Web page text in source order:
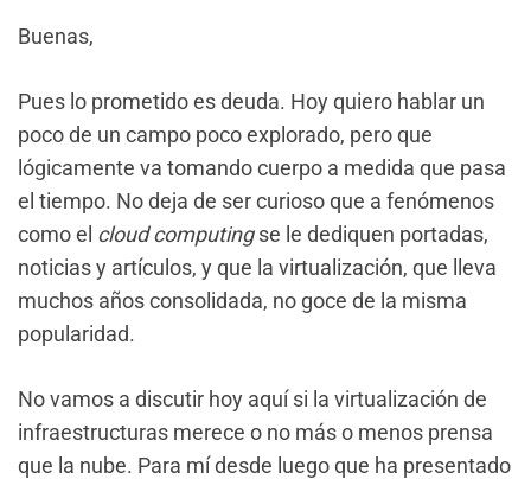
Buenas,
Pues lo prometido es deuda. Hoy quiero hablar un
poco de un campo poco explorado, pero que
lógicamente va tomando cuerpo a medida que pasa
el tiempo. No deja de ser curioso que a fenómenos
como el cloud computingse le dediquen portadas,
noticias y artículos, y que la virtualización, que lleva
muchos años consolidada, no goce de la misma
popularidad.
No vamos a discutir hoy aquí si la virtualización de
infraestructuras merece o no más o menos prensa
que la nube. Para mí desde luego que ha presentado